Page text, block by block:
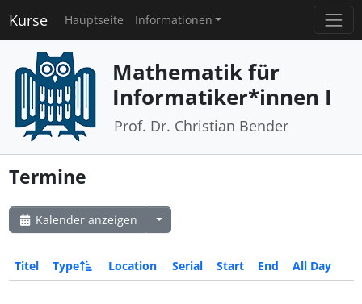
Kurse Hauptseite Informationen
Mathematik für
Informatiker*innen I
Prof. Dr. Christian Bender
Termine
Kalender anzeigen
Titel Type Location Serial Start End All Day